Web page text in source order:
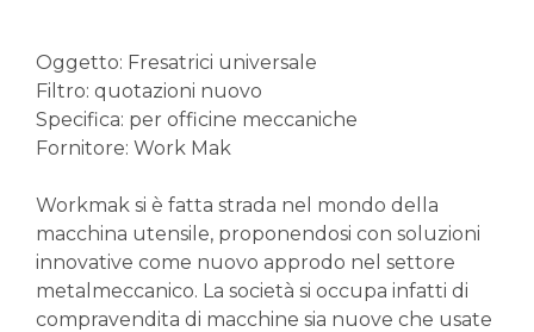
Oggetto: Fresatrici universale
Filtro: quotazioni nuovo
Specifica: per officine meccaniche
Fornitore: Work Mak
Workmak si è fatta strada nel mondo della
macchina utensile, proponendosi con soluzioni
innovative come nuovo approdo nel settore
metalmeccanico. La società si occupa infatti di
compravendita di macchine sia nuove che usate